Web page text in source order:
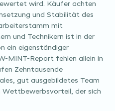
wird. Käufer achten
und Stabilität des
mit
und Technikern ist in der
ein eigenständiger
MINT-Report fehlen allein in
Zehntausende
gut ausgebildetes Team
der sich